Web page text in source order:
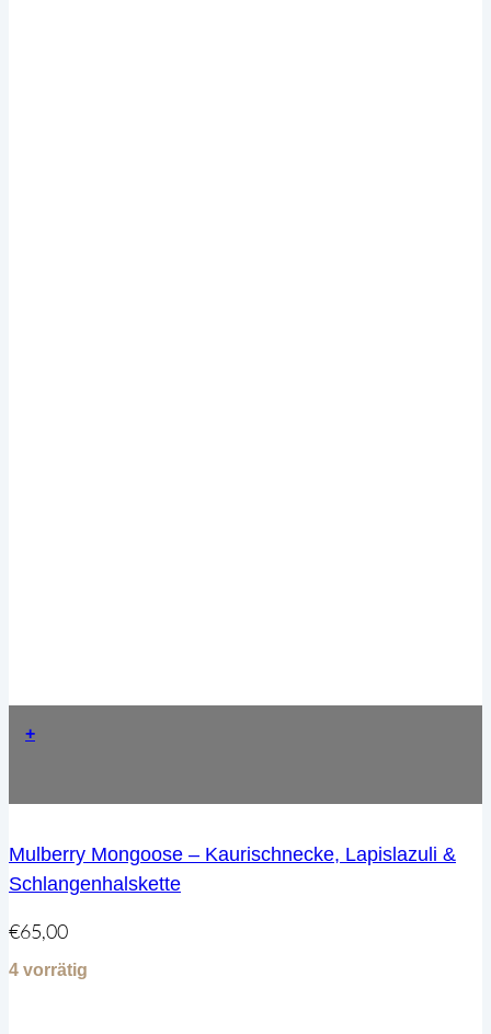
+
Mulberry Mongoose – Kaurischnecke, Lapislazuli &
Schlangenhalskette
€65,00
4 vorrätig